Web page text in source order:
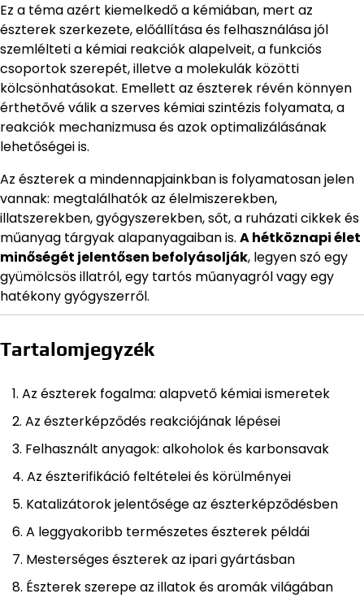
Ez a téma azért kiemelkedő a kémiában, mert az
észterek szerkezete, előállítása és felhasználása jól
szemlélteti a kémiai reakciók alapelveit, a funkciós
csoportok szerepét, illetve a molekulák közötti
kölcsönhatásokat. Emellett az észterek révén könnyen
érthetővé válik a szerves kémiai szintézis folyamata, a
reakciók mechanizmusa és azok optimalizálásának
lehetőségei is.
Az észterek a mindennapjainkban is folyamatosan jelen
vannak: megtalálhatók az élelmiszerekben,
illatszerekben, gyógyszerekben, sőt, a ruházati cikkek és
műanyag tárgyak alapanyagaiban is. A hétköznapi élet
minőségét jelentősen befolyásolják, legyen szó egy
gyümölcsös illatról, egy tartós műanyagról vagy egy
hatékony gyógyszerről.
Tartalomjegyzék
Az észterek fogalma: alapvető kémiai ismeretek
Az észterképződés reakciójának lépései
Felhasznált anyagok: alkoholok és karbonsavak
Az észterifikáció feltételei és körülményei
Katalizátorok jelentősége az észterképződésben
A leggyakoribb természetes észterek példái
Mesterséges észterek az ipari gyártásban
Észterek szerepe az illatok és aromák világában